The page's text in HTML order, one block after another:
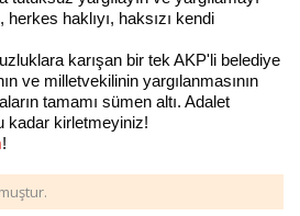
herkes haklıyı, haksızı kendi
karışan bir tek AKP'li belediye
ve milletvekilinin yargılanmasının
tamamı sümen altı. Adalet
kadar kirletmeyiniz!
!